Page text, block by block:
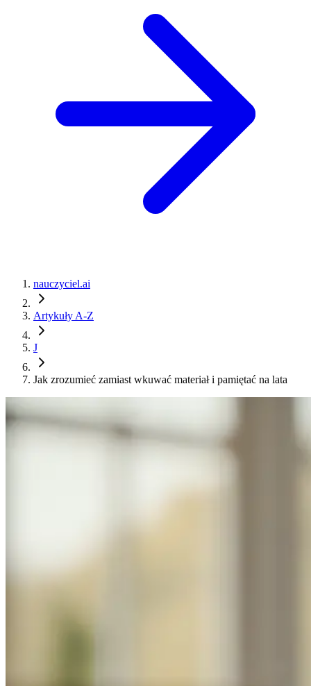
nauczyciel.ai
Artykuły A-Z
J
Jak zrozumieć zamiast wkuwać materiał i pamiętać na lata